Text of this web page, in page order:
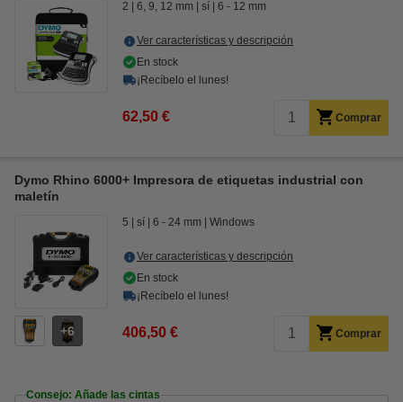
2 6, 9, 12 mm sí 6 - 12 mm
Ver características y descripción
En stock
¡Recíbelo el lunes!
62,50 € Comprar
Dymo Rhino 6000+ Impresora de etiquetas industrial con
maletín
6
5 sí 6 - 24 mm Windows
Ver características y descripción
En stock
¡Recíbelo el lunes!
406,50 € Comprar
Consejo: Añade las cintas